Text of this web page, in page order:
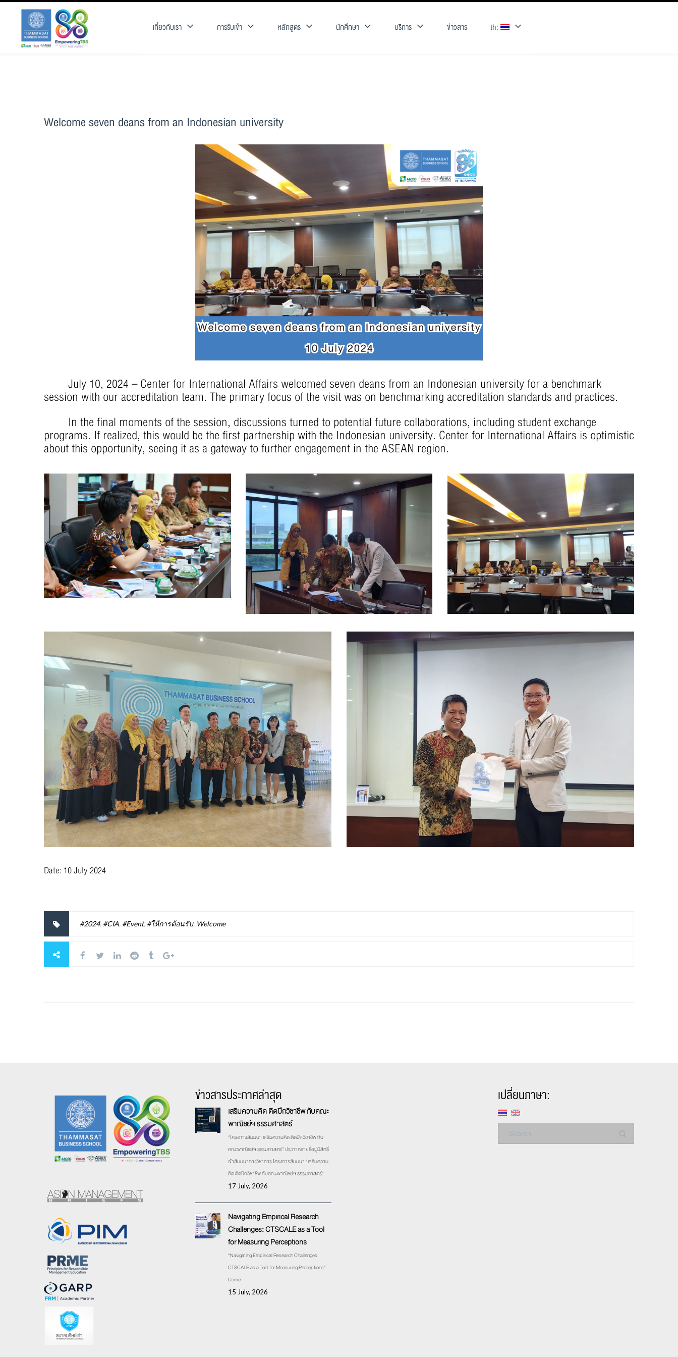
เกี่ยวกับเรา การรับเข้า หลักสูตร นักศึกษา บริการ ข่าวสาร th:
Welcome seven deans from an Indonesian university
July 10, 2024 – Center for International Affairs welcomed seven deans from an Indonesian university for a benchmark
session with our accreditation team. The primary focus of the visit was on benchmarking accreditation standards and practices.
In the final moments of the session, discussions turned to potential future collaborations, including student exchange
programs. If realized, this would be the first partnership with the Indonesian university. Center for International Affairs is optimistic
about this opportunity, seeing it as a gateway to further engagement in the ASEAN region.
Date: 10July 2024
#2024, #CIA, #Event, #ให้การต้อนรับ, Welcome
ข่าวสารประกาศล่าสุด
เสริมความคิด ติดปีกวิชาชีพ กับคณะ
พาณิชย์ฯ ธรรมศาสตร์
“โครงการสัมมนา เสริมความคิด ติดปีกวิชาชีพ กับ
คณะพาณิชย์ฯ ธรรมศาสตร์” ประกาศรายชื่อผู้มีสิทธิ์
เข้าสัมมนาทางวิชาการ โครงการสัมมนา “เสริมความ
คิด ติดปีกวิชาชีพ กับคณะพาณิชย์ฯ ธรรมศาสตร์” .
17 July, 2026
Navigating Empirical Research
Challenges: CTSCALE as a Tool
for Measuring Perceptions
“Navigating Empirical Research Challenges:
CTSCALE as a Tool for Measuring Perceptions”
Come
15 July, 2026
เปลี่ยนภาษา: